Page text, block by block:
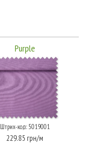
Purple
Штрих-код: 5019001
229.85 грн/м